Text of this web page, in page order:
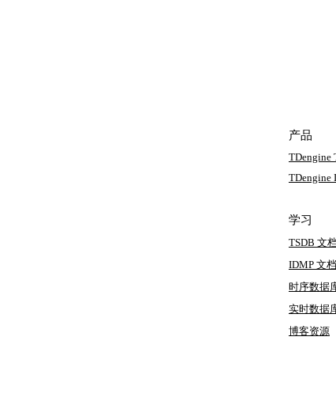
产品
TDengine
TDengine
学习
TSDB 文
IDMP 文档
时序数据
实时数据
博客资源